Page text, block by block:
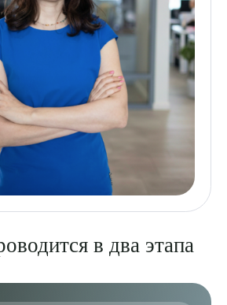
в два этапа